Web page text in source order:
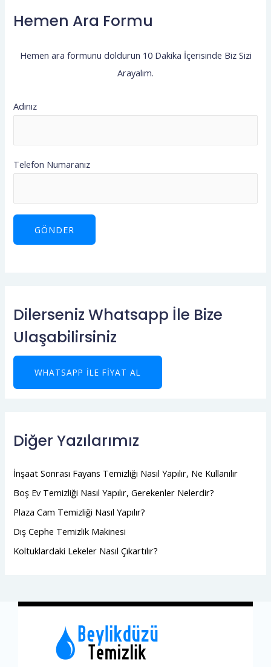
c
:
Hemen Ara Formu
Hemen ara formunu doldurun 10 Dakika İçerisinde Biz Sizi
Arayalım.
Adınız
Telefon Numaranız
Dilerseniz Whatsapp İle Bize
Ulaşabilirsiniz
WHATSAPP ILE FIYAT AL
Diğer Yazılarımız
İnşaat Sonrası Fayans Temizliği Nasıl Yapılır, Ne Kullanılır
Boş Ev Temizliği Nasıl Yapılır, Gerekenler Nelerdir?
Plaza Cam Temizliği Nasıl Yapılır?
Dış Cephe Temizlik Makinesi
Koltuklardaki Lekeler Nasıl Çıkartılır?